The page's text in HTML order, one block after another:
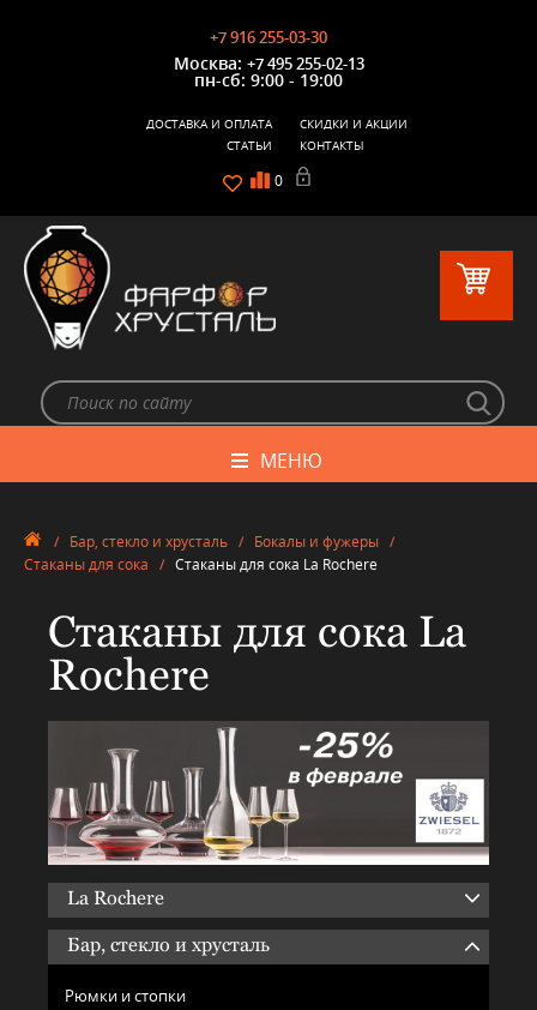
+7 916 255-03-30
Москва: +7 495 255-02-13
пн-сб: 9:00 - 19:00
0
ДОСТАВКА И ОПЛАТА
СКИДКИ И АКЦИИ
СТАТЬИ
КОНТАКТЫ
МЕНЮ
/ Бар, стекло и хрусталь / Бокалы и фужеры /
Стаканы для сока / Стаканы для сока La Rochere
Стаканы для сока La
Rochere
La Rochere
Бар, стекло и хрусталь
Рюмки и стопки